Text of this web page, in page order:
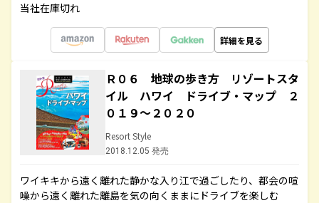
当社在庫切れ
詳細を見る
Ｒ０６ 地球の歩き方 リゾートスタ
イル ハワイ ドライブ・マップ ２
０１９～２０２０
Resort Style
2018.12.05 発売
ワイキキから遠く離れた静かな入り江で過ごしたり、都会の喧
噪から遠く離れた離島を気の向くままにドライブを楽しむ